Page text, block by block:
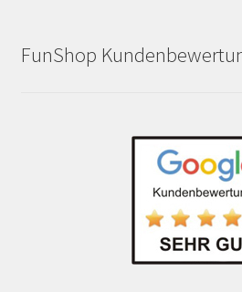
FunShop